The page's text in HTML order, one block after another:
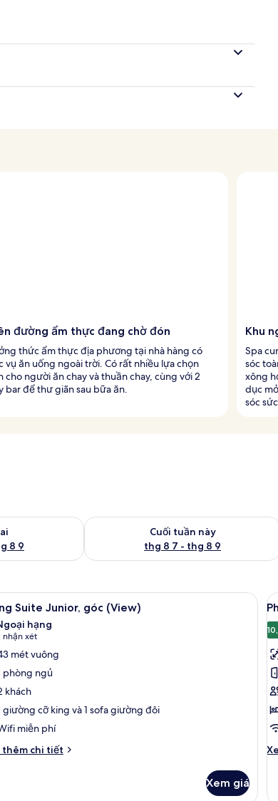
đường ẩm thực đang chờ đón
thức ẩm thực địa phương tại nhà hàng có
vụ ăn uống ngoài trời. Có rất nhiều lựa chọn
cho người ăn chay và thuần chay, cùng với 2
bar để thư giãn sau bữa ăn.
Khu
Spa
sóc
xông
dục
sóc
8 9
mai từ thg 8 8 - thg 8 9
Cuối tuần này
thg 8 7 - thg 8 9
Kiểm tra lượng phòng cuối tuần này
rèm cản sáng Minibar, két bảo mật tại phòng, bàn,
Suite Junior, góc (View)
trên 10
hạng
nhận xét
mét vuông
phòng ngủ
khách
giường cỡ king và 1 sofa giường đôi
miễn phí
thêm chi tiết
Xem giá